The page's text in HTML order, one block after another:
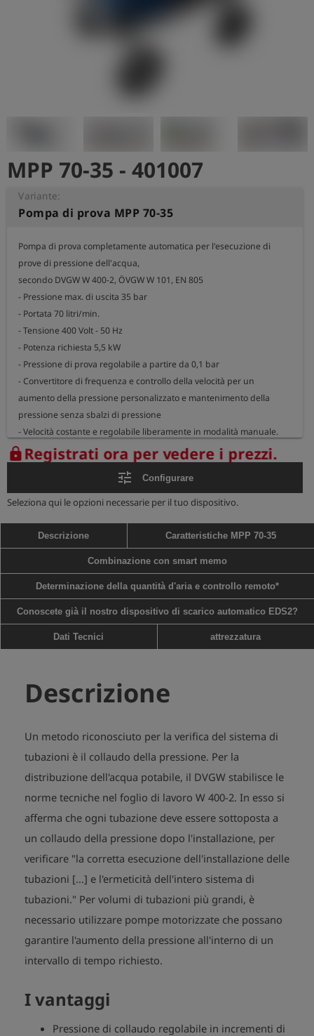
MPP 70-35 - 401007
Variante:
Pompa di prova MPP 70-35
Pompa di prova completamente automatica per l'esecuzione di
prove di pressione dell'acqua,
secondo DVGW W 400-2, ÖVGW W 101, EN 805
- Pressione max. di uscita 35 bar
- Portata 70 litri/min.
- Tensione 400 Volt - 50 Hz
- Potenza richiesta 5,5 kW
- Pressione di prova regolabile a partire da 0,1 bar
- Convertitore di frequenza e controllo della velocità per un
aumento della pressione personalizzato e mantenimento della
pressione senza sbalzi di pressione
- Velocità costante e regolabile liberamente in modalità manuale.
- Valvola di non ritorno per bloccare la linea di pressione
- Collegamento Storz e raccordi rapidi per l’ingresso e il rilascio
- Opzionalmente disponibile con misurazione del flusso (necessaria
- Opzionalmente con routine di disinfezione MPP
- Opzionalmente con set di ruote
Adatto per la pressurizzazione di grandi volumi di tubazioni. Per
volumi inferiori a
1 m³, l'uso della MPP 70-35 non è ottimale poiché può superare la
pressione di prova necessaria.
lockRegistrati ora per vedere i prezzi.
tune Configurare
Seleziona qui le opzioni necessarie per il tuo dispositivo.
Descrizione Caratteristiche MPP 70-35
Combinazione con smart memo
Determinazione della quantità d'aria e controllo remoto*
Conoscete già il nostro dispositivo di scarico automatico EDS2?
Dati Tecnici attrezzatura
Descrizione
Un metodo riconosciuto per la verifica del sistema di
tubazioni è il collaudo della pressione. Per la
distribuzione dell'acqua potabile, il DVGW stabilisce le
norme tecniche nel foglio di lavoro W 400-2. In esso si
afferma che ogni tubazione deve essere sottoposta a
un collaudo della pressione dopo l'installazione, per
verificare "la corretta esecuzione dell'installazione delle
tubazioni [...] e l'ermeticità dell'intero sistema di
tubazioni." Per volumi di tubazioni più grandi, è
necessario utilizzare pompe motorizzate che possano
garantire l'aumento della pressione all'interno di un
intervallo di tempo richiesto.
I vantaggi
Pressione di collaudo regolabile in incrementi di